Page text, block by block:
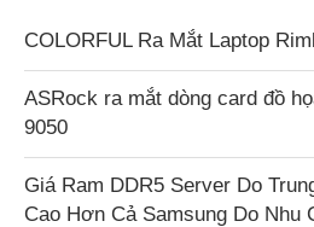
COLORFUL Ra Mắt Laptop
ASRock ra mắt dòng card đồ
9050
Giá Ram DDR5 Server Do
Cao Hơn Cả Samsung Do Nhu